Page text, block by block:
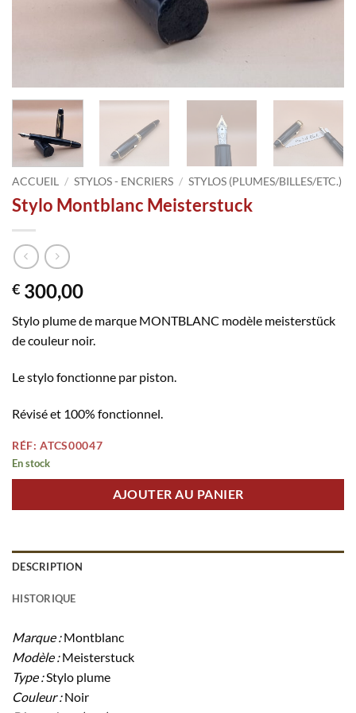
ACCUEIL / STYLOS - ENCRIERS / STYLOS (PLUMES/BILLES/ETC.)
Stylo Montblanc Meisterstuck
€ 300,00
Stylo plume de marque MONTBLANC modèle meisterstück
de couleur noir.
Le stylo fonctionne par piston.
Révisé et 100% fonctionnel.
RÉF: ATCS00047
En stock
AJOUTER AU PANIER
DESCRIPTION
HISTORIQUE
Marque :Montblanc
Modèle :Meisterstuck
Type :Stylo plume
Couleur :Noir